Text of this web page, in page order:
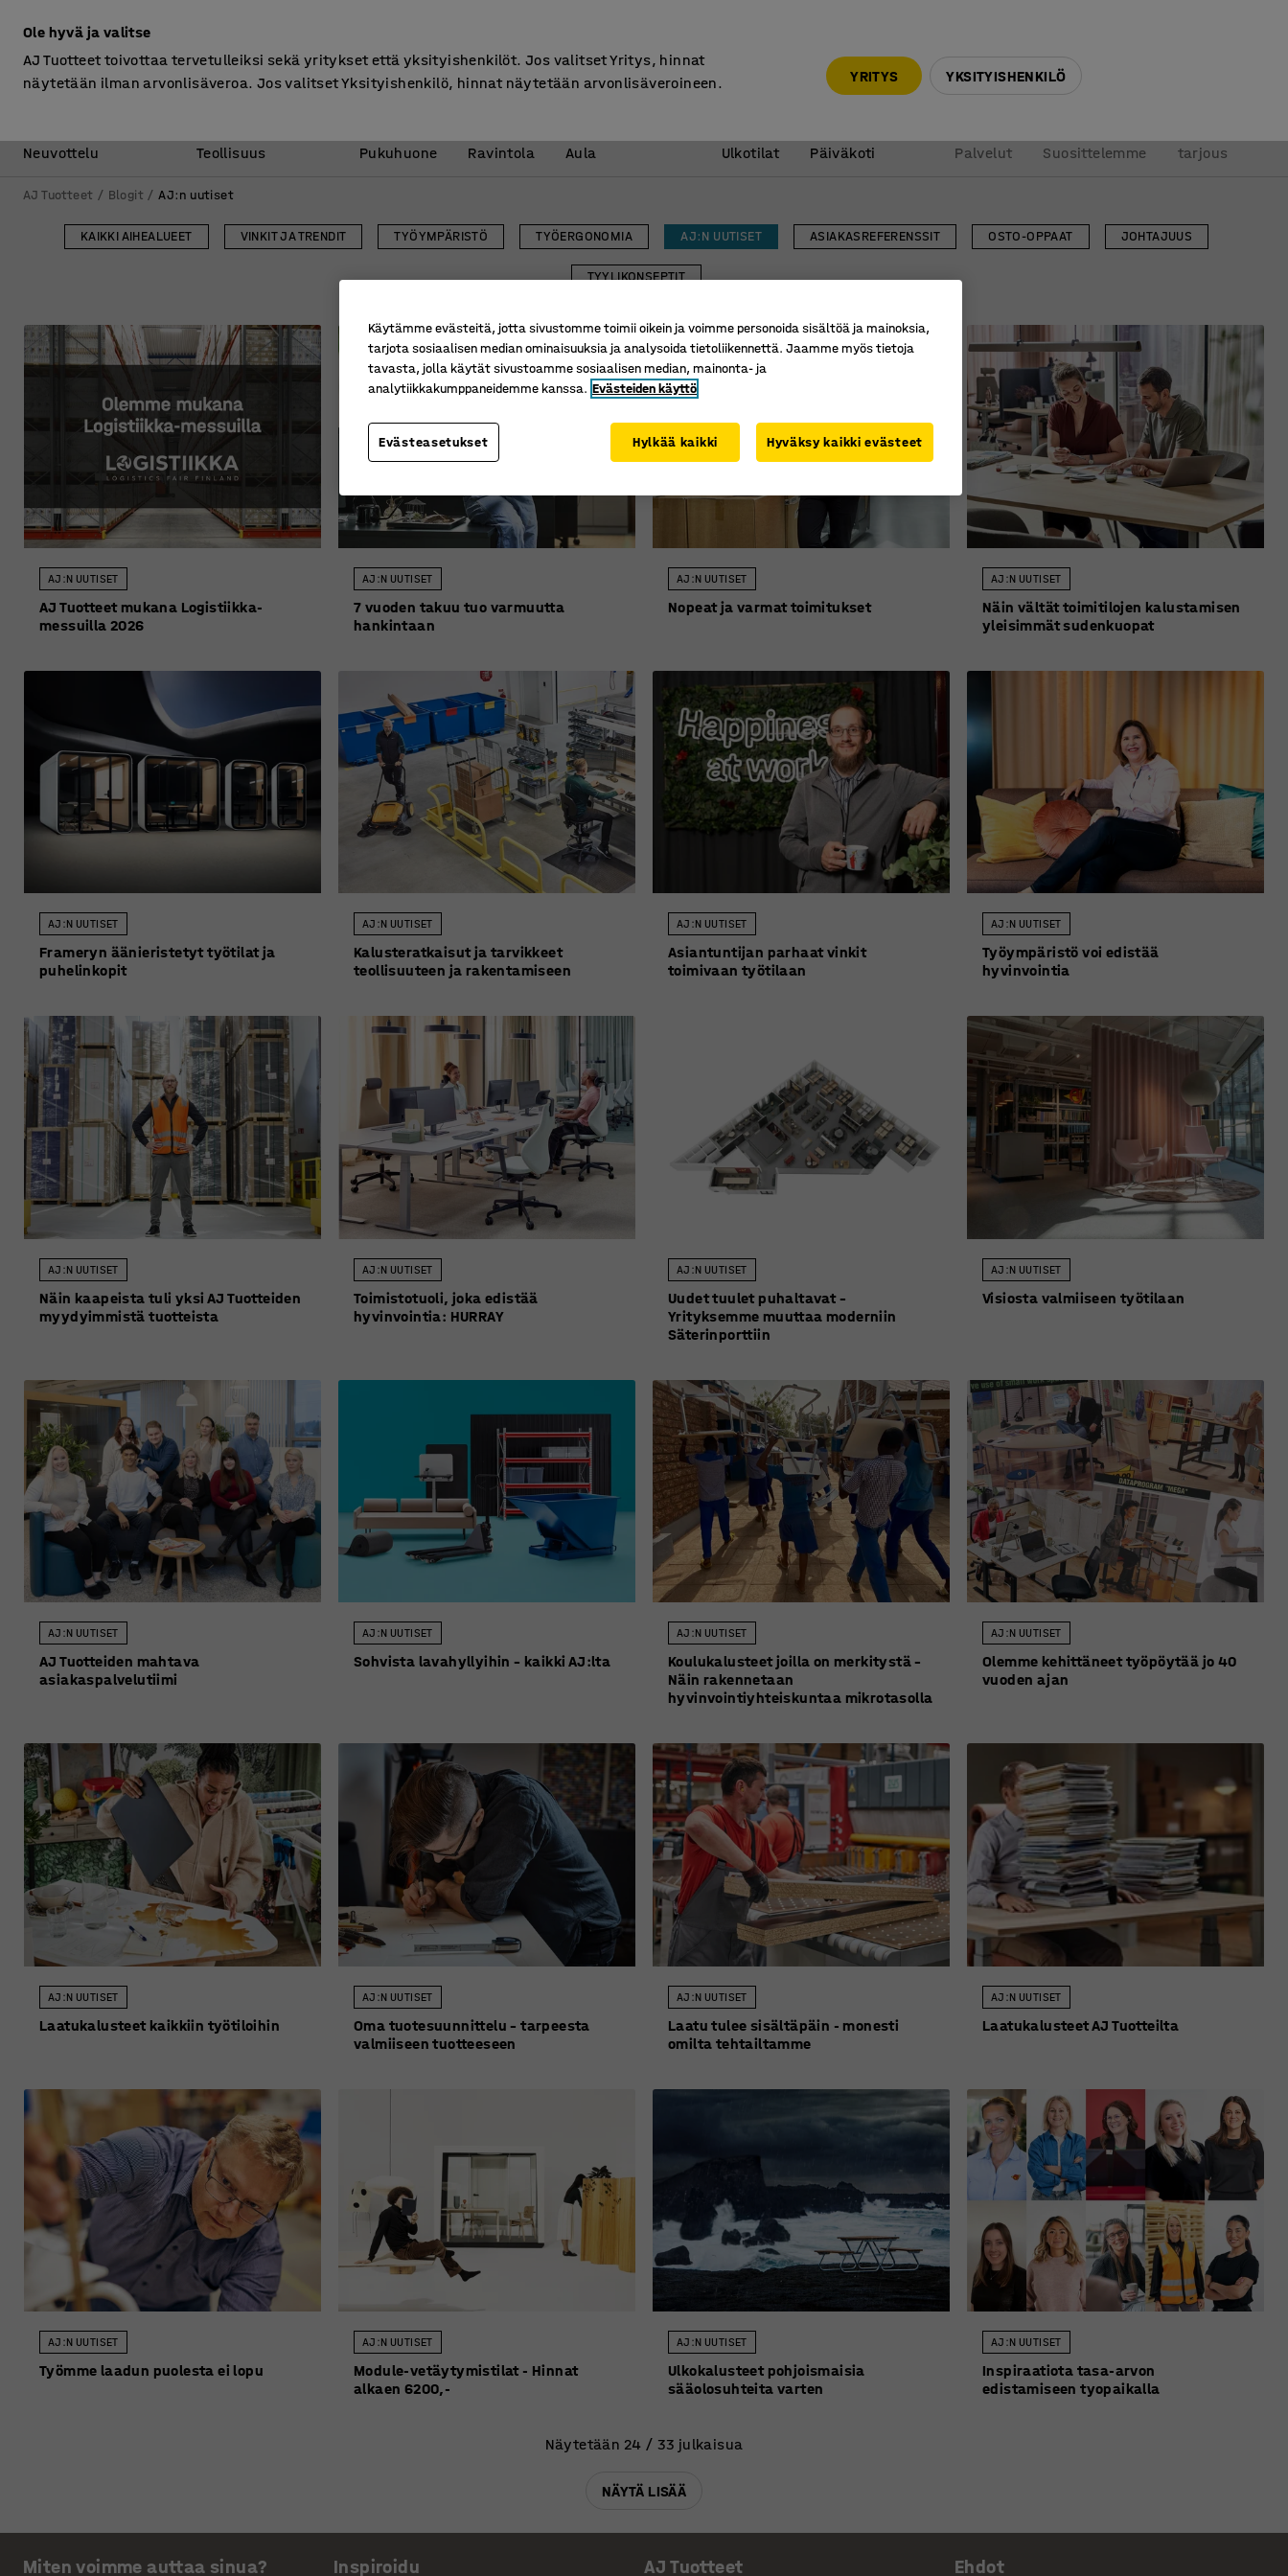
Neuvottelu
Teollisuus
Pukuhuone Ravintola
Aula
Ulkotilat
Päiväkoti
Palvelut Suosittelemme
tarjous
AJ Tuotteet Blogit AJ:n uutiset
KAIKKI AIHEALUEET VINKIT JA TRENDIT TYÖYMPÄRISTÖ TYÖERGONOMIA AJ:N UUTISET ASIAKASREFERENSSIT OSTO-OPPAAT JOHTAJUUS
TYYLIKONSEPTIT
AJ:N UUTISET
AJ Tuotteet mukana Logistiikka-
messuilla 2026
AJ:N UUTISET
7 vuoden takuu tuo varmuutta
hankintaan
AJ:N UUTISET
Nopeat ja varmat toimitukset
AJ:N UUTISET
Näin vältät toimitilojen kalustamisen
yleisimmät sudenkuopat
AJ:N UUTISET
Frameryn äänieristetyt työtilat ja
puhelinkopit
AJ:N UUTISET
Kalusteratkaisut ja tarvikkeet
teollisuuteen ja rakentamiseen
AJ:N UUTISET
Asiantuntijan parhaat vinkit
toimivaan työtilaan
AJ:N UUTISET
Työympäristö voi edistää
hyvinvointia
AJ:N UUTISET
Näin kaapeista tuli yksi AJ Tuotteiden
myydyimmistä tuotteista
AJ:N UUTISET
Toimistotuoli, joka edistää
hyvinvointia: HURRAY
AJ:N UUTISET
Uudet tuulet puhaltavat –
Yrityksemme muuttaa moderniin
Säterinporttiin
AJ:N UUTISET
Visiosta valmiiseen työtilaan
AJ:N UUTISET
AJ Tuotteiden mahtava
asiakaspalvelutiimi
AJ:N UUTISET
Sohvista lavahyllyihin – kaikki AJ:lta
AJ:N UUTISET
Koulukalusteet joilla on merkitystä –
Näin rakennetaan
hyvinvointiyhteiskuntaa mikrotasolla
AJ:N UUTISET
Olemme kehittäneet työpöytää jo 40
vuoden ajan
AJ:N UUTISET
Laatukalusteet kaikkiin työtiloihin
AJ:N UUTISET
Oma tuotesuunnittelu – tarpeesta
valmiiseen tuotteeseen
AJ:N UUTISET
Laatu tulee sisältäpäin - monesti
omilta tehtailtamme
AJ:N UUTISET
Laatukalusteet AJ Tuotteilta
AJ:N UUTISET
Työmme laadun puolesta ei lopu
AJ:N UUTISET
Module-vetäytymistilat - Hinnat
alkaen 6200,-
AJ:N UUTISET
Ulkokalusteet pohjoismaisia
sääolosuhteita varten
AJ:N UUTISET
Inspiraatiota tasa-arvon
edistamiseen tyopaikalla
Näytetään 24 / 33 julkaisua
NÄYTÄ LISÄÄ
Miten voimme auttaa sinua? Inspiroidu AJ Tuotteet Ehdot
Ole hyvä ja valitse
AJ Tuotteet toivottaa tervetulleiksi sekä yritykset että yksityishenkilöt. Jos valitset Yritys, hinnat
näytetään ilman arvonlisäveroa. Jos valitset Yksityishenkilö, hinnat näytetään arvonlisäveroineen.
YRITYS YKSITYISHENKILÖ
Käytämme evästeitä, jotta sivustomme toimii oikein ja voimme personoida sisältöä ja mainoksia,
tarjota sosiaalisen median ominaisuuksia ja analysoida tietoliikennettä. Jaamme myös tietoja
tavasta, jolla käytät sivustoamme sosiaalisen median, mainonta- ja
analytiikkakumppaneidemme kanssa. Evästeiden käyttö
Evästeasetukset Hylkää kaikki Hyväksy kaikki evästeet